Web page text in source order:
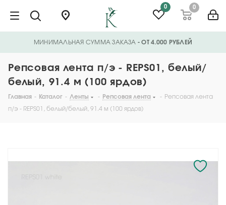
0 0
МИНИМАЛЬНАЯ СУММА ЗАКАЗА - ОТ 4.000 РУБЛЕЙ
Репсовая лента п/э - REPS01, белый/
белый, 91.4 м (100 ярдов)
Главная - Каталог - Ленты - Репсовая лента - Репсовая лента
п/э - REPS01, белый/белый, 91.4 м (100 ярдов)